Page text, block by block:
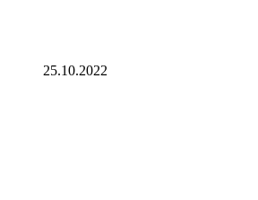
25.10.2022